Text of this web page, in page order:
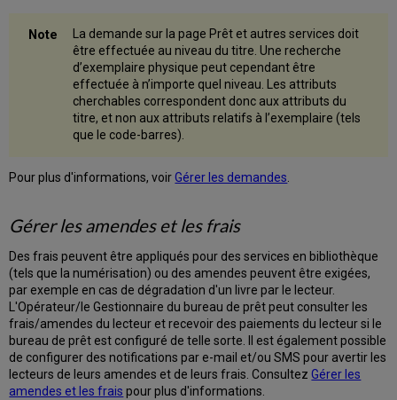
Modifier
les
demandes
Annuler
des
demandes
Mettre
la
d'expiration
pour
les
demandes
Consulter
le
titre
d'une
demande
dans
les
La demande sur la page Prêt et autres services doit
être effectuée au niveau du titre. Une recherche
d’exemplaire physique peut cependant être
effectuée à n’importe quel niveau. Les attributs
cherchables correspondent donc aux attributs du
titre, et non aux attributs relatifs à l’exemplaire (tels
que le code-barres).
Pour plus d'informations, voirGérer les demandes
Gérer les amendes et les frais
Des frais peuvent être appliqués pour des services en bibliothèque
(tels que la numérisation) ou des amendes peuvent être exigées,
par exemple en cas de dégradation d'un livre par le lecteur.
L'Opérateur/le Gestionnaire du bureau de prêt peut consulter les
frais/amendes du lecteur et recevoir des paiements du lecteur si le
bureau de prêt est configuré de telle sorte. Il est également possible
de configurer des notifications par e-mail et/ou SMS pour avertir les
lecteurs de leurs amendes et de leurs frais. ConsultezGérer les
amendes et les frais pour plus d'informations.